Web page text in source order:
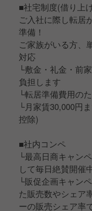
■社宅制度(借り上
ご入社に際し転居
準備！
ご家族がいる方、
対応
└敷金・礼金・前
負担します
└転居準備費用の
└月家賃30,000円
控除)
■社内コンペ
└最高日商キャン
して毎日絶賛開催
└販促企画キャン
た販売数やシェア
ーの販売シェア率